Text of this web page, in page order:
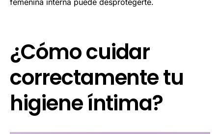
femenina interna puede desprotegerte.
¿Cómo cuidar
correctamente tu
higiene íntima?